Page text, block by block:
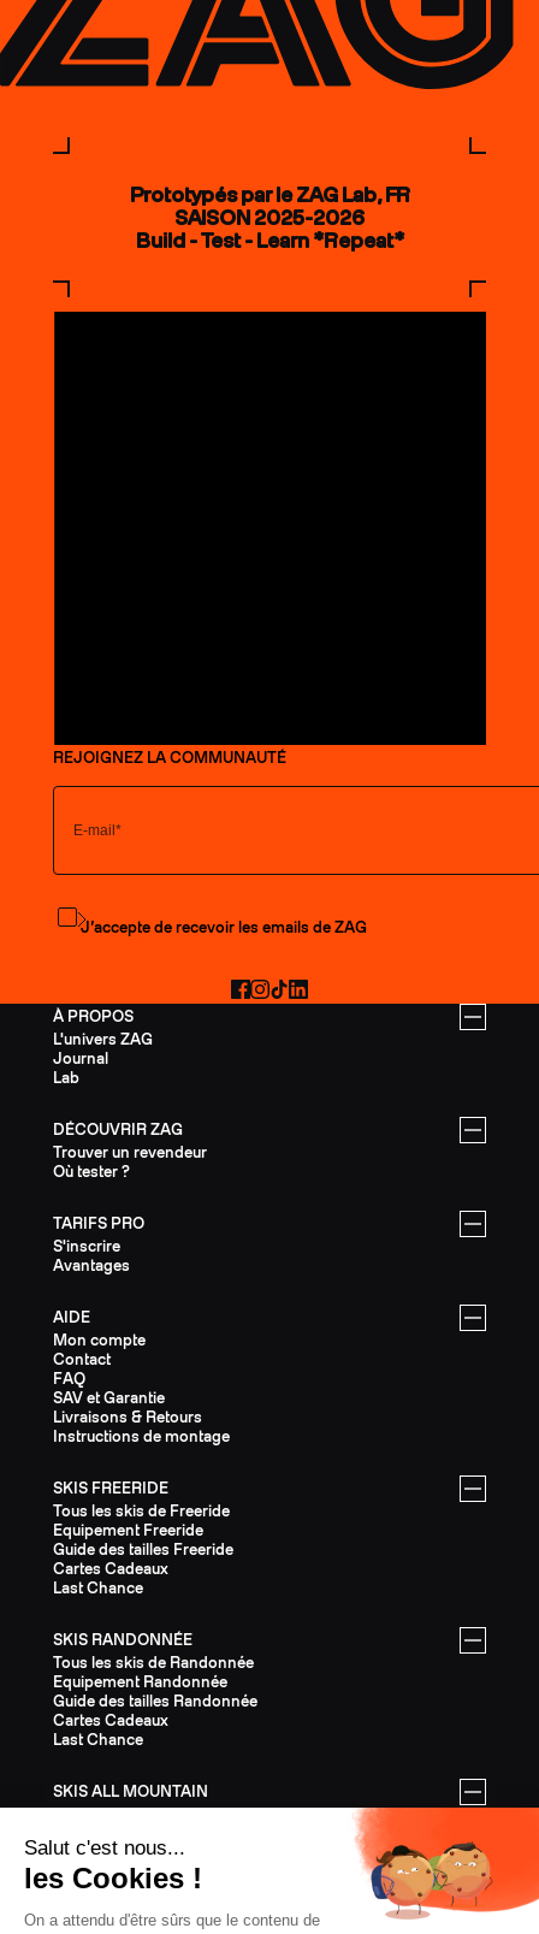
À PROPOS
L'univers ZAG
Journal
Lab
DÉCOUVRIR ZAG
Trouver un revendeur
Où tester ?
TARIFS PRO
S'inscrire
Avantages
AIDE
Mon compte
Contact
FAQ
SAV et Garantie
Livraisons & Retours
Instructions de montage
SKIS FREERIDE
Tous les skis de Freeride
Equipement Freeride
Guide des tailles Freeride
Cartes Cadeaux
Last Chance
SKIS RANDONNÉE
Tous les skis de Randonnée
Equipement Randonnée
Guide des tailles Randonnée
Cartes Cadeaux
Last Chance
SKIS ALL MOUNTAIN
Guide des tailles All Mountain
Cartes Cadeaux
Last Chance
Prototypés par le ZAG Lab, FR
SAISON 2025-2026
Build - Test - Learn *Repeat*
REJOIGNEZ LA COMMUNAUTÉ
S'abonner à la newsletter
J’accepte de recevoir les emails de ZAG
Facebook
Instagram
TikTokLinkedIn